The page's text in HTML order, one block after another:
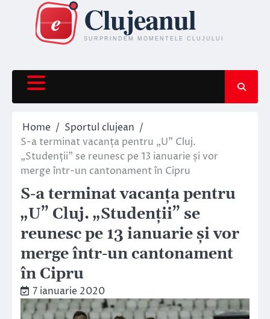
content
Home
Sportul clujean
S-a terminat vacanța pentru „U” Cluj.
„Studenții” se reunesc pe 13 ianuarie și vor
merge într-un cantonament în Cipru
S-a terminat vacanța pentru
„U” Cluj. „Studenții” se
reunesc pe 13 ianuarie și vor
merge într-un cantonament
în Cipru
7 ianuarie 2020